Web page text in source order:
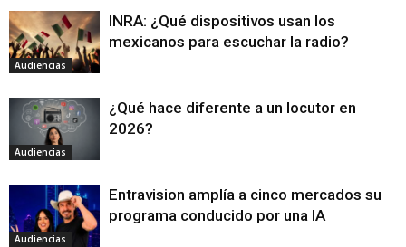
Audiencias
INRA: ¿Qué dispositivos usan los
mexicanos para escuchar la radio?
Audiencias
¿Qué hace diferente a un locutor en
2026?
Audiencias
Entravision amplía a cinco mercados su
programa conducido por una IA